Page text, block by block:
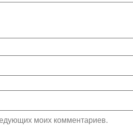
моих комментариев.